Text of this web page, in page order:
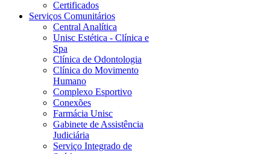
Certificados
Serviços Comunitários
Central Analítica
Unisc Estética - Clínica e
Spa
Clínica de Odontologia
Clínica do Movimento
Humano
Complexo Esportivo
Conexões
Farmácia Unisc
Gabinete de Assistência
Judiciária
Serviço Integrado de